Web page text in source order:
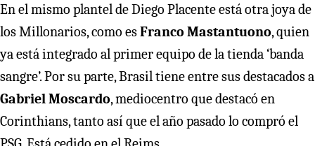
En el mismo plantel de Diego Placente está otra joya de
los Millonarios, como esFranco Mastantuono, quien
ya está integrado al primer equipo de la tienda ‘banda
sangre’. Por su parte, Brasil tiene entre sus destacados a
Gabriel Moscardo, mediocentro que destacó en
Corinthians, tanto así que el año pasado lo compró el